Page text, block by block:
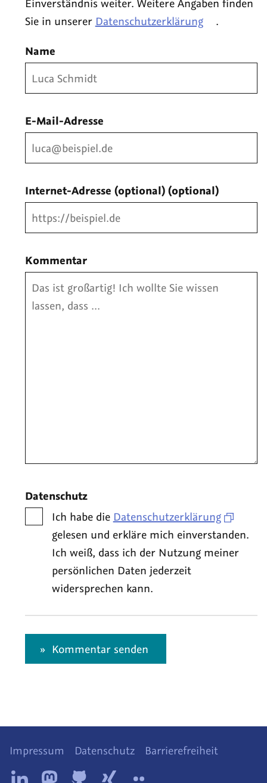
Einverständnis weiter. Weitere Angaben finden
Sie in unserer Datenschutzerklärung .
Name
E-Mail-Adresse
Internet-Adresse (optional) (optional)
Kommentar
Datenschutz
Ich habe die Datenschutzerklärung
gelesen und erkläre mich einverstanden.
Ich weiß, dass ich der Nutzung meiner
persönlichen Daten jederzeit
widersprechen kann.
Kommentar senden
Impressum Datenschutz
Barrierefreiheit
Diese
TollwerkTollwerkTollwerkTollwerkTollwerk